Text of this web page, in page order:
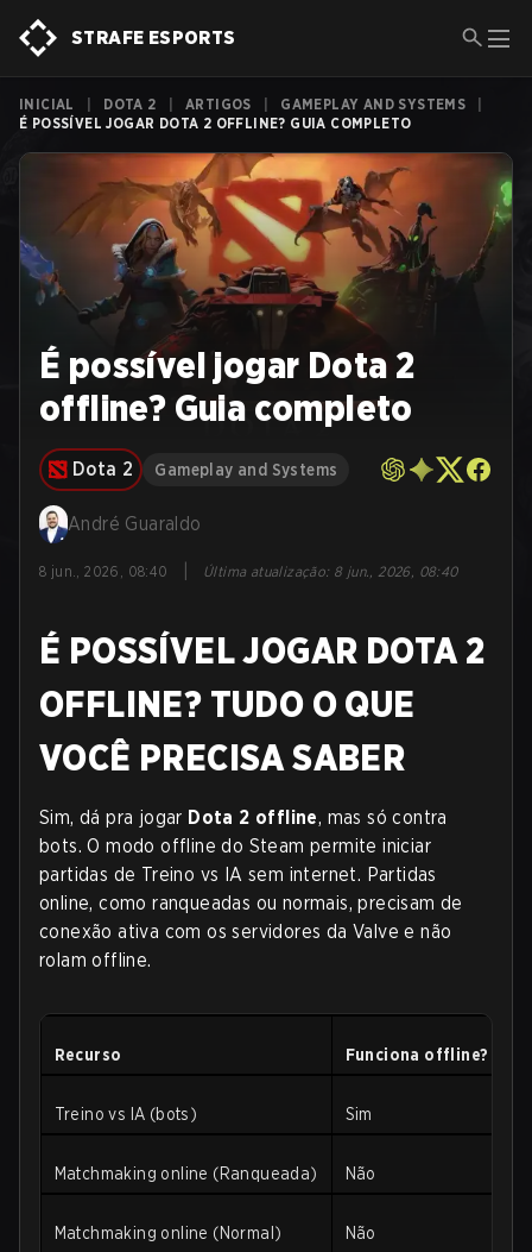
STRAFE ESPORTS
INICIAL DOTA 2 ARTIGOS GAMEPLAY AND SYSTEMS
É POSSÍVEL JOGAR DOTA 2 OFFLINE? GUIA COMPLETO
É possível jogar Dota 2
offline? Guia completo
Dota 2 Gameplay and Systems
André Guaraldo
8 jun., 2026, 08:40 Última atualização: 8 jun., 2026, 08:40
É POSSÍVEL JOGAR DOTA 2
OFFLINE? TUDO O QUE
VOCÊ PRECISA SABER
Sim, dá pra jogar Dota 2 offline, mas só contra
bots. O modo offline do Steam permite iniciar
partidas de Treino vs IA sem internet. Partidas
online, como ranqueadas ou normais, precisam de
conexão ativa com os servidores da Valve e não
rolam offline.
Recurso Funciona offline?
Treino vs IA (bots) Sim
Matchmaking online (Ranqueada) Não
Matchmaking online (Normal) Não